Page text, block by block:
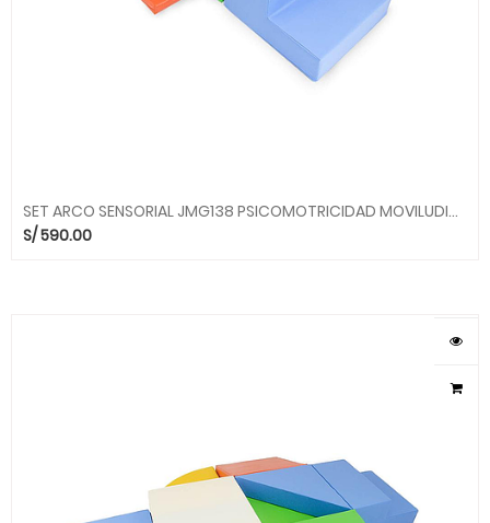
SET ARCO SENSORIAL JMG138 PSICOMOTRICIDAD MOVILUDICOS MGO
S/590.00